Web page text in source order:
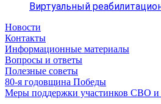
Виртуальный
Новости
Контакты
Информационные материалы
Вопросы и ответы
Полезные советы
80-я годовщина Победы
Меры поддержки участинков СВО и